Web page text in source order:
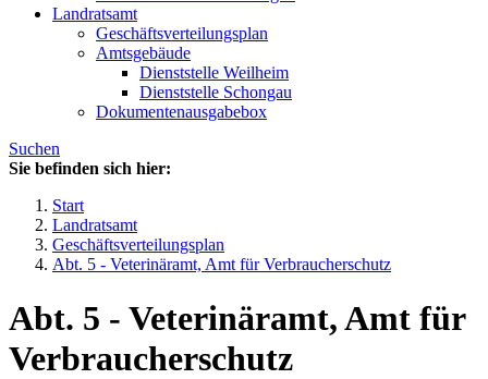
Landratsamt
Geschäftsverteilungsplan
Amtsgebäude
Dienststelle Weilheim
Dienststelle Schongau
Dokumentenausgabebox
Suchen
Sie befinden sich hier:
Start
Landratsamt
Geschäftsverteilungsplan
Abt. 5 - Veterinäramt, Amt für Verbraucherschutz
Abt. 5 - Veterinäramt, Amt für
Verbraucherschutz